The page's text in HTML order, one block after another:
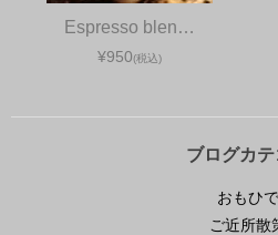
Espresso blen…
¥950(税込)
ブログカテ
おもひで
ご近所散